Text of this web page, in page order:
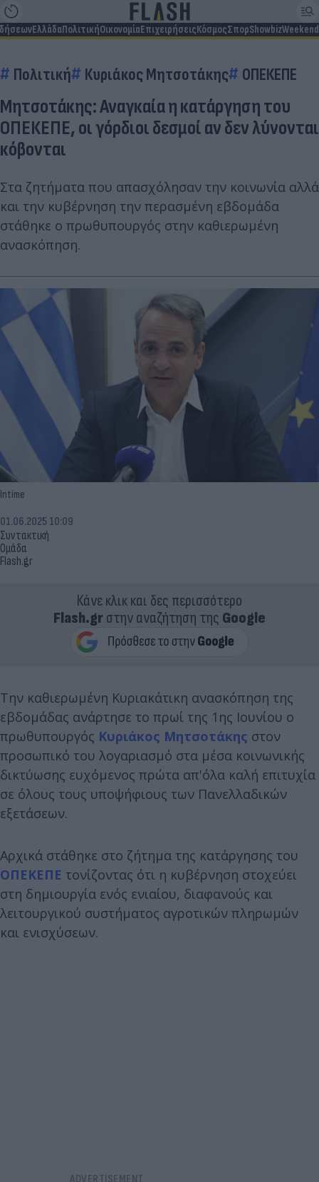
ΕλλάδαΠολιτικήΟικονομίαΕπιχειρήσειςΚόσμοςΣπορShowbizWeekend
Πολιτική Κυριάκος Μητσοτάκης ΟΠΕΚΕΠΕ
Μητσοτάκης: Αναγκαία η κατάργηση του
ΟΠΕΚΕΠΕ, οι γόρδιοι δεσμοί αν δεν λύνονται
κόβονται
Στα ζητήματα που απασχόλησαν την κοινωνία αλλά
και την κυβέρνηση την περασμένη εβδομάδα
στάθηκε ο πρωθυπουργός στην καθιερωμένη
ανασκόπηση.
Intime
Συντακτική
Ομάδα
Flash.gr
01.06.2025 10:09
Κάνε κλικ και δες περισσότερο
Flash.grστην αναζήτηση της Google
Την καθιερωμένη Κυριακάτικη ανασκόπηση της
εβδομάδας ανάρτησε το πρωί της 1ης Ιουνίου ο
πρωθυπουργός Κυριάκος Μητσοτάκης στον
προσωπικό του λογαριασμό στα μέσα κοινωνικής
δικτύωσης ευχόμενος πρώτα απ'όλα καλή επιτυχία
σε όλους τους υποψήφιους των Πανελλαδικών
εξετάσεων.
Αρχικά στάθηκε στο ζήτημα της κατάργησης του
ΟΠΕΚΕΠΕ τονίζοντας ότι η κυβέρνηση στοχεύει
στη δημιουργία ενός ενιαίου, διαφανούς και
λειτουργικού συστήματος αγροτικών πληρωμών
και ενισχύσεων.